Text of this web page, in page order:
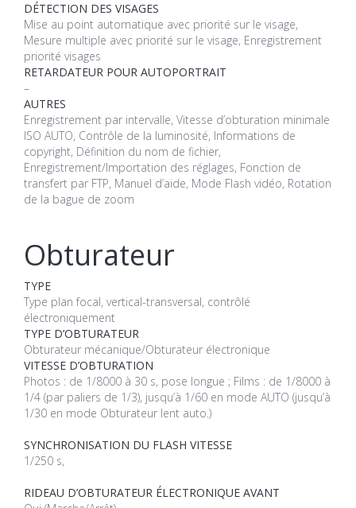
DÉTECTION DES VISAGES
Mise au point automatique avec priorité sur le visage,
Mesure multiple avec priorité sur le visage, Enregistrement
priorité visages
RETARDATEUR POUR AUTOPORTRAIT
–
AUTRES
Enregistrement par intervalle, Vitesse d’obturation minimale
ISO AUTO, Contrôle de la luminosité, Informations de
copyright, Définition du nom de fichier,
Enregistrement/Importation des réglages, Fonction de
transfert par FTP, Manuel d’aide, Mode Flash vidéo, Rotation
de la bague de zoom
Obturateur
TYPE
Type plan focal, vertical-transversal, contrôlé
électroniquement
TYPE D’OBTURATEUR
Obturateur mécanique/Obturateur électronique
VITESSE D’OBTURATION
Photos : de 1/8000 à 30 s, pose longue ; Films : de 1/8000 à
1/4 (par paliers de 1/3), jusqu’à 1/60 en mode AUTO (jusqu’à
1/30 en mode Obturateur lent auto.)
SYNCHRONISATION DU FLASH VITESSE
1/250 s,
RIDEAU D’OBTURATEUR ÉLECTRONIQUE AVANT